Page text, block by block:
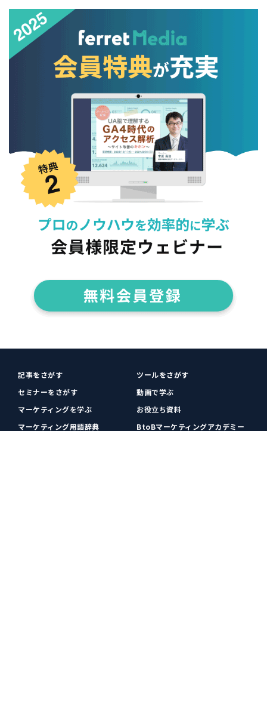
記事をさがす
ツールをさがす
セミナーをさがす
動画で学ぶ
マーケティングを学ぶ
お役立ち資料
マーケティング用語辞典
BtoBマーケティングアカデミー